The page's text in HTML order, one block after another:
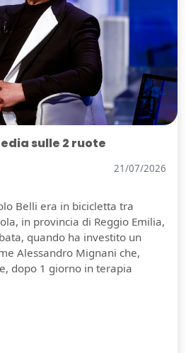
sulle 2 ruote
21/07/2026
Belli era in bicicletta tra
in provincia di Reggio Emilia,
quando ha investito un
Alessandro Mignani che,
dopo 1 giorno in terapia